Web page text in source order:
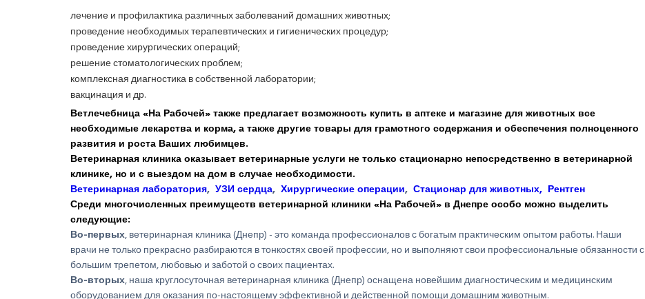
лечение и профилактика различных заболеваний домашних животных;
проведение необходимых терапевтических и гигиенических процедур;
проведение хирургических операций;
решение стоматологических проблем;
комплексная диагностика в собственной лаборатории;
вакцинация и др.
Ветлечебница«На Рабочей» также предлагает возможность купить в аптеке и магазине для животных все
необходимые лекарства и корма, а также другие товары для грамотного содержания и обеспечения полноценного
развития и роста Ваших любимцев.
Ветеринарная клиникаоказывает ветеринарные услуги не только стационарно непосредственно в ветеринарной
клинике, но и с выездом на дом в случае необходимости.
Ветеринарная лаборатория, УЗИ сердца, Хирургические операции, Стационар для животных, Рентген
Среди многочисленных преимуществ ветеринарной клиники «На Рабочей» в Днепре особо можно выделить
следующие:
Во-первых, ветеринарная клиника (Днепр) - это команда профессионалов с богатым практическим опытом работы. Наши
врачи не только прекрасно разбираются в тонкостях своей профессии, но и выполняют свои профессиональные обязанности с
большим трепетом, любовью и заботой о своих пациентах.
Во-вторых, наша круглосуточная ветеринарная клиника (Днепр) оснащена новейшим диагностическим и медицинским